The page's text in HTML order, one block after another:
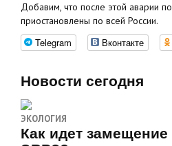
Добавим, что после этой аварии
приостановлены по всей России.
Telegram Вконтакте
Новости сегодня
ЭКОЛОГИЯ
Как идет замещение